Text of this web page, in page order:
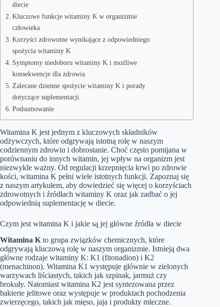
diecie
Kluczowe funkcje witaminy K w organizmie
człowieka
Korzyści zdrowotne wynikające z odpowiedniego
spożycia witaminy K
Symptomy niedoboru witaminy K i możliwe
konsekwencje dla zdrowia
Zalecane dzienne spożycie witaminy K i porady
dotyczące suplementacji.
Podsumowanie
Witamina K jest jednym z kluczowych składników
odżywczych, które odgrywają istotną rolę w naszym
codziennym zdrowiu i dobrostanie. Choć często pomijana w
porównaniu do innych witamin, jej wpływ na organizm jest
niezwykle ważny. Od regulacji krzepnięcia krwi po zdrowie
kości, witamina K pełni wiele istotnych funkcji. Zapoznaj się
z naszym artykułem, aby dowiedzieć się więcej o korzyściach
zdrowotnych i źródłach witaminy K oraz jak zadbać o jej
odpowiednią suplementację w diecie.
Czym jest witamina K i jakie są jej główne źródła w diecie
Witamina K to grupa związków chemicznych, które
odgrywają kluczową rolę w naszym organizmie. Istnieją dwa
główne rodzaje witaminy K: K1 (fitonadion) i K2
(menachinon). Witamina K1 występuje głównie w zielonych
warzywach liściastych, takich jak szpinak, jarmuż czy
brokuły. Natomiast witamina K2 jest syntezowana przez
bakterie jelitowe oraz występuje w produktach pochodzenia
zwierzęcego, takich jak mięso, jaja i produkty mleczne.